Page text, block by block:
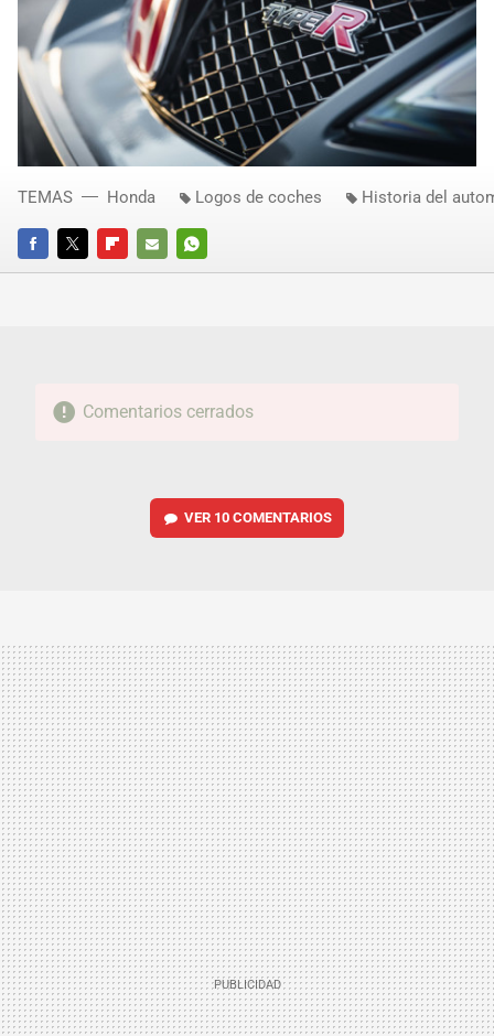
FACEBOOKTWITTERFLIPBOARD
E-
WHATSAPP
TEMAS Honda Logos de coches Historia del
Comentarios cerrados
VER 10 COMENTARIOS